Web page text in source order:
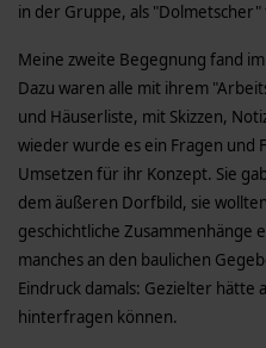
in der Gruppe, als
Meine zweite Begegnung fand
Dazu waren alle mit ihrem
und Häuserliste, mit Skizzen,
wieder wurde es ein Fragen und
Umsetzen für ihr Konzept. Sie
dem äußeren Dorfbild, sie
geschichtliche Zusammenhänge
manches an den baulichen
Eindruck damals: Gezielter hätte
hinterfragen können.